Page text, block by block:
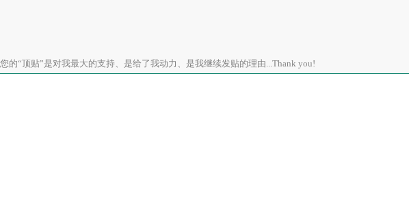
您的“顶贴”是对我最大的支持、是给了我动力、是我继续发贴的理由...Thank you!